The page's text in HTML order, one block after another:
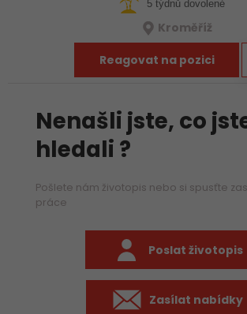
5 týdnů dovolené
Kroměříž
Reagovat na pozici
Nenašli jste, co
hledali ?
Pošlete nám životopis nebo si spusťte
práce
Poslat životopis
Zasílat nabídky